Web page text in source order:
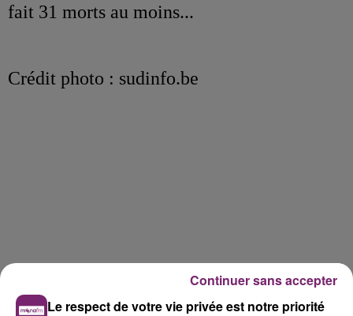
fait 31 morts au moins...
Crédit photo : sudinfo.be
Le respect de votre vie privée est notre priorité
Continuer sans accepter